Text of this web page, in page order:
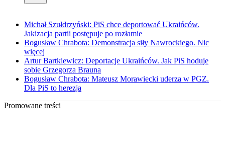
Michał Szułdrzyński: PiS chce deportować Ukraińców.
Jakizacja partii postępuje po rozłamie
Bogusław Chrabota: Demonstracja siły Nawrockiego. Nic
więcej
Artur Bartkiewicz: Deportacje Ukraińców. Jak PiS hoduje
sobie Grzegorza Brauna
Bogusław Chrabota: Mateusz Morawiecki uderza w PGZ.
Dla PiS to herezja
Promowane treści